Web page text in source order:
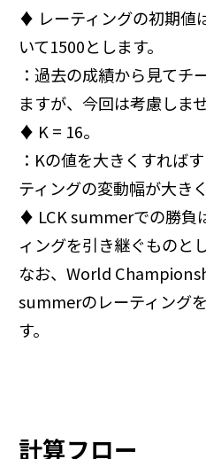
♦ レーティングの初期値
いて1500とします。
：過去の成績から見てチ
ますが、今回は考慮しま
♦ K = 16。
：Kの値を大きくすれば
ティングの変動幅が大き
♦ LCK summerでの勝負
ィングを引き継ぐものとし
なお、World
summerのレーティング
す。
計算フロー